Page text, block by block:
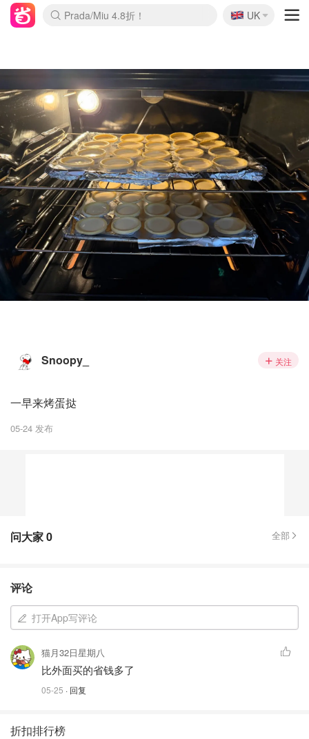
Prada/Miu 4.8折！
🇬🇧
UK
Snoopy_ 关注
一早来烤蛋挞
05-24 发布
问大家0 全部
评论
打开App写评论
猫月32日星期八
比外面买的省钱多了
05-25 · 回复
折扣排行榜